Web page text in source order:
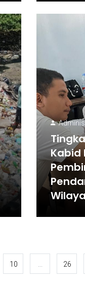
Kabid
10 26